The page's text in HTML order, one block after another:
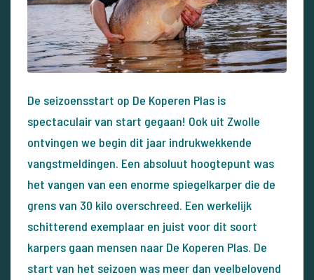
De seizoensstart op De Koperen Plas is
spectaculair van start gegaan! Ook uit Zwolle
ontvingen we begin dit jaar indrukwekkende
vangstmeldingen. Een absoluut hoogtepunt was
het vangen van een enorme spiegelkarper die de
grens van 30 kilo overschreed. Een werkelijk
schitterend exemplaar en juist voor dit soort
karpers gaan mensen naar De Koperen Plas. De
start van het seizoen was meer dan veelbelovend